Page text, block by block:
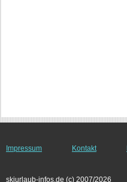
Impressum Kontakt
skiurlaub-infos.de (c) 2007/2026